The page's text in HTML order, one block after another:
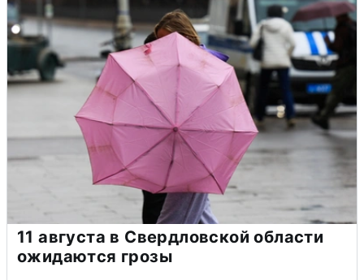
11 августа в Свердловской области
ожидаются грозы